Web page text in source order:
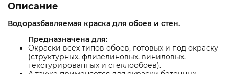
Описание
Водоразбавляемая краска для обоев и стен.
Предназначена для:
Окраски всех типов обоев, готовых и под окраску
(структурных, флизелиновых, виниловых,
текстурированных и стеклообоев).